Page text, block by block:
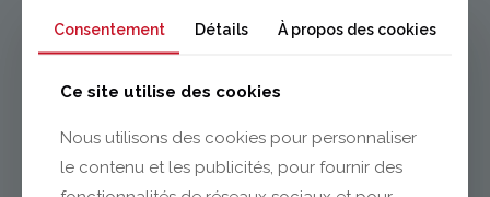
Consentement Détails À propos des cookies
Ce site utilise des cookies
Nous utilisons des cookies pour personnaliser
le contenu et les publicités, pour fournir des